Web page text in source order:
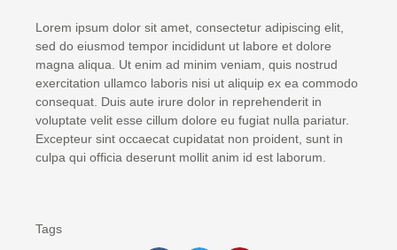
Lorem ipsum dolor sit amet, consectetur adipiscing elit,
sed do eiusmod tempor incididunt ut labore et dolore
magna aliqua. Ut enim ad minim veniam, quis nostrud
exercitation ullamco laboris nisi ut aliquip ex ea commodo
consequat. Duis aute irure dolor in reprehenderit in
voluptate velit esse cillum dolore eu fugiat nulla pariatur.
Excepteur sint occaecat cupidatat non proident, sunt in
culpa qui officia deserunt mollit anim id est laborum.
Tags